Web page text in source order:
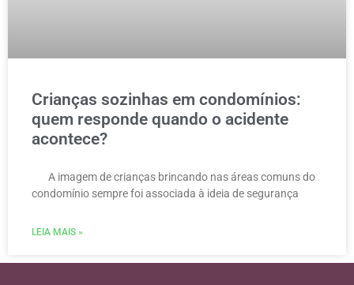
Crianças sozinhas em condomínios:
quem responde quando o acidente
acontece?
A imagem de crianças brincando nas áreas comuns do
condomínio sempre foi associada à ideia de segurança
LEIA MAIS »